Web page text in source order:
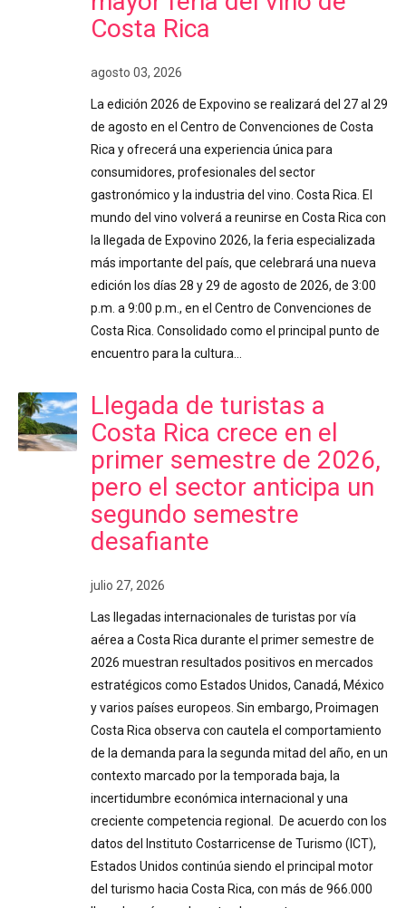
Costa Rica
agosto 03, 2026
La edición 2026 de Expovino se realizará del 27 al 29
de agosto en el Centro de Convenciones de Costa
Rica y ofrecerá una experiencia única para
consumidores, profesionales del sector
gastronómico y la industria del vino. Costa Rica. El
mundo del vino volverá a reunirse en Costa Rica con
la llegada de Expovino 2026, la feria especializada
más importante del país, que celebrará una nueva
edición los días 28 y 29 de agosto de 2026, de 3:00
p.m. a 9:00 p.m., en el Centro de Convenciones de
Costa Rica. Consolidado como el principal punto de
encuentro para la cultura…
Llegada de turistas a
Costa Rica crece en el
primer semestre de 2026,
pero el sector anticipa un
segundo semestre
desafiante
julio 27, 2026
Las llegadas internacionales de turistas por vía
aérea a Costa Rica durante el primer semestre de
2026 muestran resultados positivos en mercados
estratégicos como Estados Unidos, Canadá, México
y varios países europeos. Sin embargo, Proimagen
Costa Rica observa con cautela el comportamiento
de la demanda para la segunda mitad del año, en un
contexto marcado por la temporada baja, la
incertidumbre económica internacional y una
creciente competencia regional. De acuerdo con los
datos del Instituto Costarricense de Turismo (ICT),
Estados Unidos continúa siendo el principal motor
del turismo hacia Costa Rica, con más de 966.000